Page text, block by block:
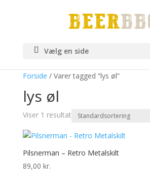
Vælg en side
Forside / Varer tagged “lys øl”
lys øl
Viser 1 resultat
Pilsnerman – Retro Metalskilt
89,00 kr.